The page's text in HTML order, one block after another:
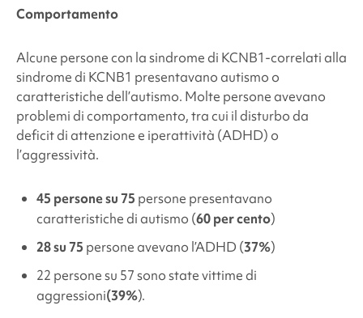
Comportamento
Alcune persone con la sindrome di KCNB1-correlati alla
sindrome di KCNB1 presentavano autismo o
caratteristiche dell’autismo. Molte persone avevano
problemi di comportamento, tra cui il disturbo da
deficit di attenzione e iperattività (ADHD) o
l’aggressività.
45 persone su 75 persone presentavano
caratteristiche di autismo (60 per cento)
28 su 75 persone avevano l’ADHD (37%)
22 personesu 57sono state vittime di
aggressioni(39%).